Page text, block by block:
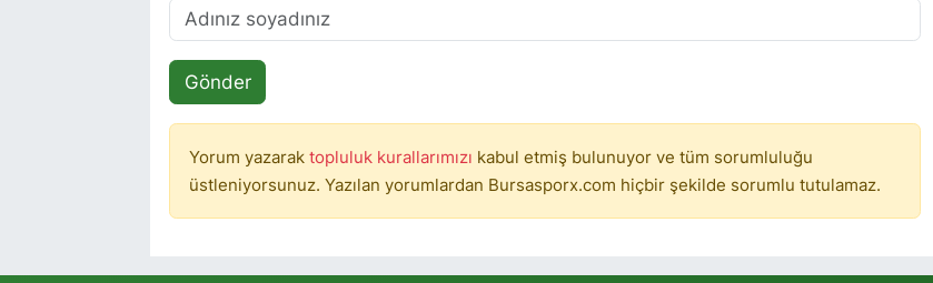
Gönder
Yorum yazarak topluluk kurallarımızı kabul etmiş bulunuyor ve tüm sorumluluğu
üstleniyorsunuz. Yazılan yorumlardan Bursasporx.com hiçbir şekilde sorumlu tutulamaz.